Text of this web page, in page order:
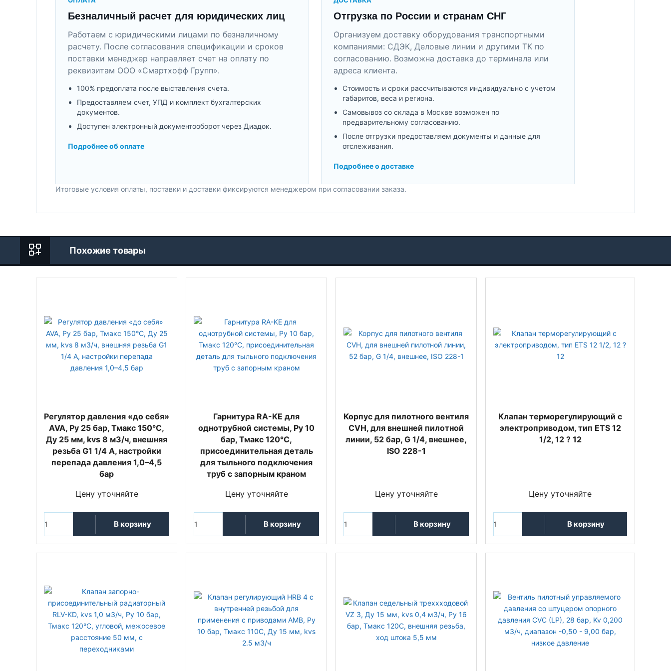
Безналичный расчет для юридических лиц
Работаем с юридическими лицами по безналичному
расчету. После согласования спецификации и сроков
поставки менеджер направляет счет на оплату по
реквизитам ООО «Смартхофф Групп».
100% предоплата после выставления счета.
Предоставляем счет, УПД и комплект бухгалтерских
документов.
Доступен электронный документооборот через Диадок.
Подробнее об оплате
Отгрузка по России и странам СНГ
Организуем доставку оборудования транспортными
компаниями: СДЭК, Деловые линии и другими ТК по
согласованию. Возможна доставка до терминала или
адреса клиента.
Стоимость и сроки рассчитываются индивидуально с учетом
габаритов, веса и региона.
Самовывоз со склада в Москве возможен по
предварительному согласованию.
После отгрузки предоставляем документы и данные для
отслеживания.
Подробнее о доставке
Итоговые условия оплаты, поставки и доставки фиксируются менеджером при согласовании заказа.
Похожие товары
Регулятор давления «до себя»
AVA, Ру 25 бар, Тмакс 150°С,
Ду 25 мм, kvs 8 м3/ч, внешняя
резьба G1 1/4 А, настройки
перепада давления 1,0–4,5
бар
Цену уточняйте
В корзину
Гарнитура RA-KE для
однотрубной системы, Py 10
бар, Тмакс 120°C,
присоединительная деталь
для тыльного подключения
труб с запорным краном
Цену уточняйте
В корзину
Корпус для пилотного вентиля
CVH, для внешней пилотной
линии, 52 бар, G 1/4, внешнее,
ISO 228-1
Цену уточняйте
В корзину
Клапан терморегулирующий с
электроприводом, тип ETS 12
1/2, 12 ? 12
Цену уточняйте
В корзину